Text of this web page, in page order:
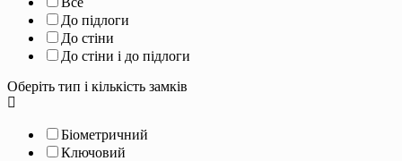
До підлоги
До стіни
До стіни і до підлоги
Оберіть тип і кількість замків
Біометричний
Ключовий